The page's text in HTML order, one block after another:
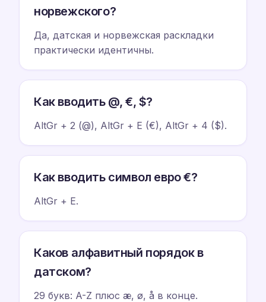
норвежского?
Да, датская и норвежская раскладки
практически идентичны.
Как вводить @, €, $?
AltGr + 2 (@), AltGr + E (€), AltGr + 4 ($).
Как вводить символ евро €?
AltGr + E.
Каков алфавитный порядок в
датском?
29 букв: A-Z плюс æ, ø, å в конце.